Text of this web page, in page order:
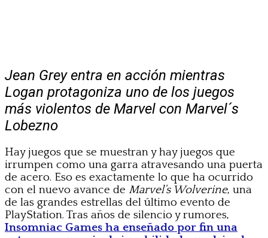
Jean Grey entra en acción mientras
Logan protagoniza uno de los juegos
más violentos de Marvel con Marvel´s
Lobezno
Hay juegos que se muestran y hay juegos que
irrumpen como una garra atravesando una puerta
de acero. Eso es exactamente lo que ha ocurrido
con el nuevo avance de Marvel’s Wolverine, una
de las grandes estrellas del último evento de
PlayStation. Tras años de silencio y rumores,
Insomniac Games ha enseñado por fin una